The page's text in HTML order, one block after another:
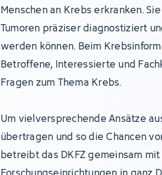
Menschen an Krebs erkranken.
Tumoren präziser diagnostiziert
werden können. Beim
Betroffene, Interessierte und
Fragen zum Thema Krebs.
Um vielversprechende Ansätze
übertragen und so die Chancen
betreibt das DKFZ gemeinsam